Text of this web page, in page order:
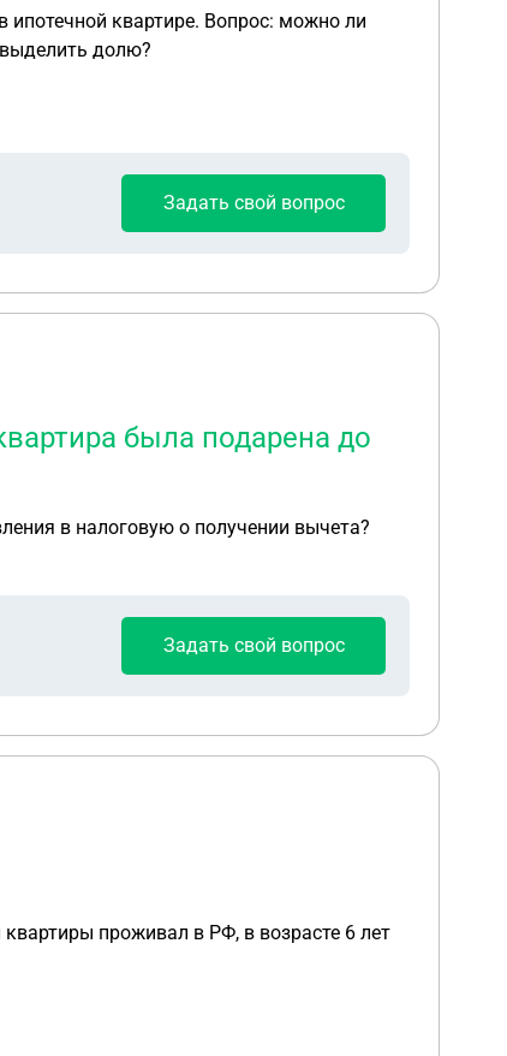
квартире. Вопрос: можно ли
долю?
Задать свой вопрос
была подарена до
в налоговую о получении вычета?
Задать свой вопрос
проживал в РФ, в возрасте 6 лет